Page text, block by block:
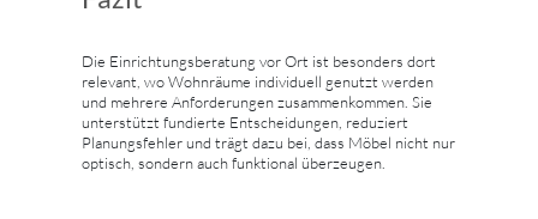
Die Einrichtungsberatung vor Ort ist besonders dort
relevant, wo Wohnräume individuell genutzt werden
und mehrere Anforderungen zusammenkommen. Sie
unterstützt fundierte Entscheidungen, reduziert
Planungsfehler und trägt dazu bei, dass Möbel nicht nur
optisch, sondern auch funktional überzeugen.